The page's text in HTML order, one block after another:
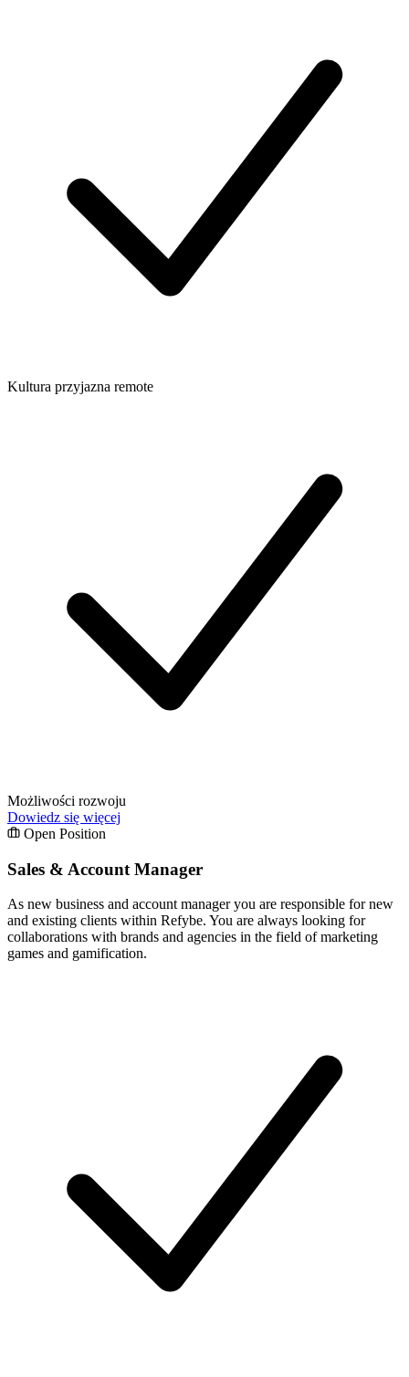
Kultura przyjazna remote
Możliwości rozwoju
Dowiedz się więcej
Open Position
Sales & Account Manager
As new business and account manager you are responsible for new
and existing clients within Refybe. You are always looking for
collaborations with brands and agencies in the field of marketing
games and gamification.